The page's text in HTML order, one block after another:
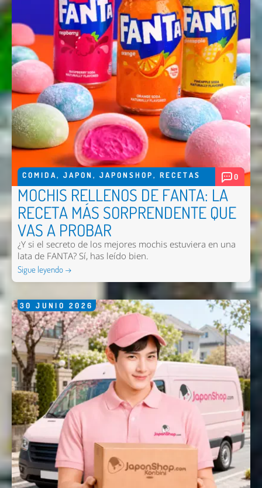
COMIDA, JAPON , JAPONSHOP, RECETAS 0
MOCHIS RELLENOS DE FANTA: LA
RECETA MÁS SORPRENDENTE QUE
VAS A PROBAR
¿Y si el secreto de los mejores mochis estuviera en una
lata de FANTA? Sí, has leído bien.
Sigue leyendo →
30 JUNIO 2026
Nombre *
Email *